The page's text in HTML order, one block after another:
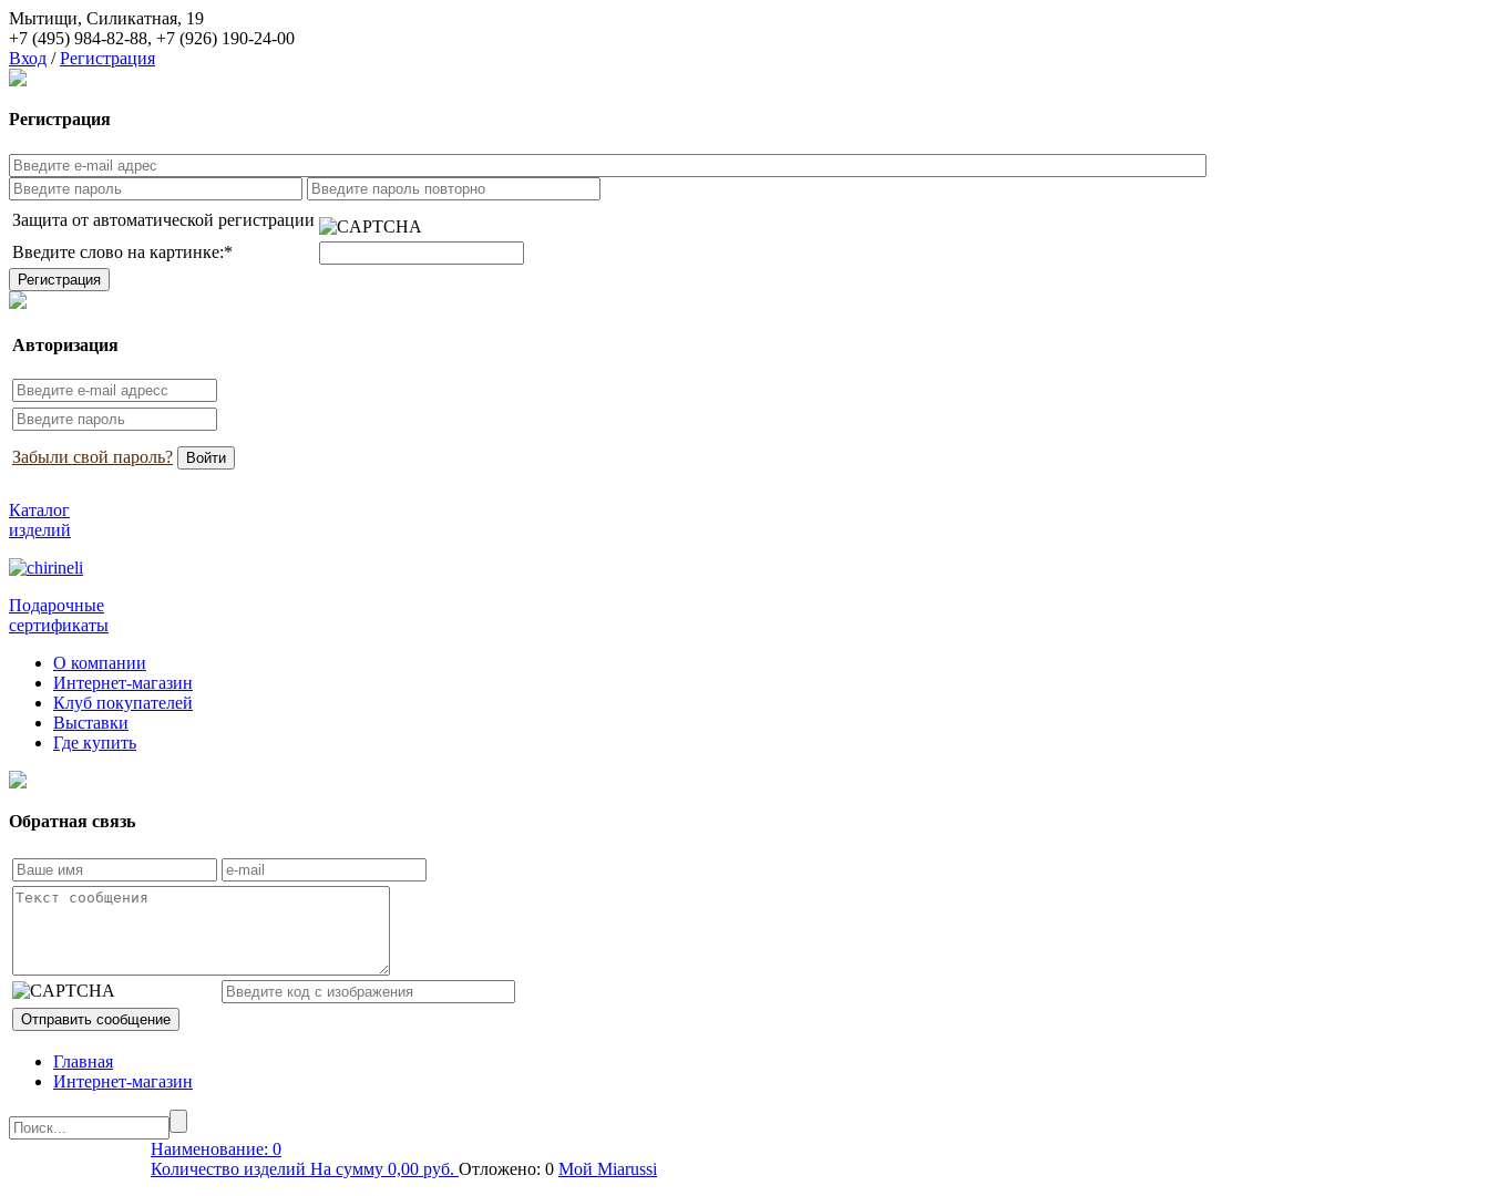
Мытищи, Силикатная, 19
+7 (495) 984-82-88, +7 (926) 190-24-00
Вход / Регистрация
Регистрация
Защита от автоматической регистрации
Введите слово на картинке:*
Авторизация
Забыли свой пароль?
Каталог
изделий
Подарочные
сертификаты
О компании
Интернет-магазин
Клуб покупателей
Выставки
Где купить
Обратная связь
Главная
Интернет-магазин
Наименование: 0
Количество изделий На сумму 0,00 руб. Отложено: 0 Мой Miarussi